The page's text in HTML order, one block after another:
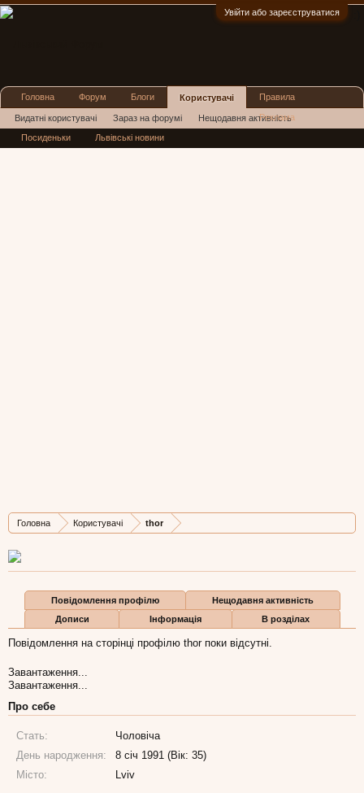
Увійти або зареєструватися
Головна Користувачі thor
Дописів
1
Карма
0
Бали
1
Повідомлення профілю
Нещодавня активність
Дописи
Інформація В розділах
Повідомлення на сторінці профілю thor поки відсутні.
Завантаження...
Завантаження...
Про себе
Стать:
Чоловіча
День народження:
8 січ 1991 (Вік: 35)
Місто:
Lviv
Головна Форум Блоги Користувачі
Видатні користувачі Зараз на форумі Нещодавня активність
Нові повідомлення профілю
Правила
Реклама
Посиденьки Львівські новини